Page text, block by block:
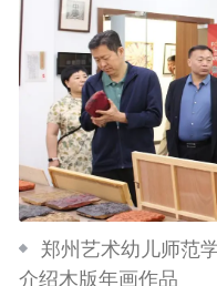
郑州艺术幼儿师范
介绍木版年画作品